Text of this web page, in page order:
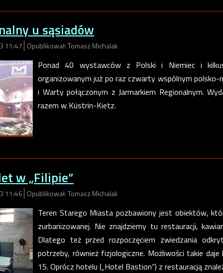
u sąsiadów
11:47 Opublikował: Tomasz Michalak
Ponad 40 wystawców z Polski i Niemiec i
organizowanym już po raz czwarty wspólnym polsko-
i Warty połączonym z Jarmarkiem Regionalnym.
razem w Küstrin-Kietz.
w „Filipie”
11:46 Opublikował: Tomasz Michalak
Teren Starego Miasta pozbawiony jest obiektów,
zurbanizowanej. Nie znajdziemy tu restauracji,
Dlatego też przed rozpoczęciem zwiedzania
potrzeby, również fizjologiczne. Możliwości takie
15. Oprócz hotelu („Hotel Bastion”) z restauracją